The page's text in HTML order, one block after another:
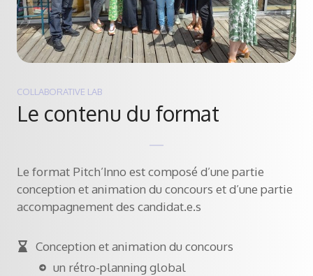
COLLABORATIVE LAB
Le contenu du format
Le format Pitch’Inno est composé d’une partie
conception et animation du concours et d’une partie
accompagnement des candidat.e.s
Conception et animation du concours
un rétro-planning global